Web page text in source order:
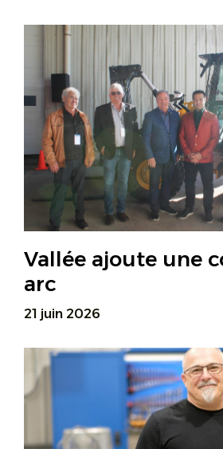
Vallée ajoute une
arc
21 juin 2026